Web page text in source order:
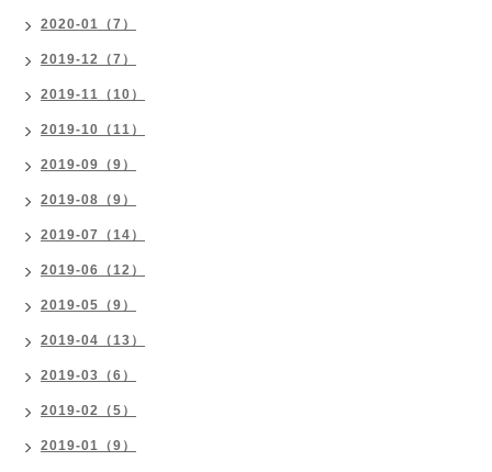
2020-01（7）
2019-12（7）
2019-11（10）
2019-10（11）
2019-09（9）
2019-08（9）
2019-07（14）
2019-06（12）
2019-05（9）
2019-04（13）
2019-03（6）
2019-02（5）
2019-01（9）